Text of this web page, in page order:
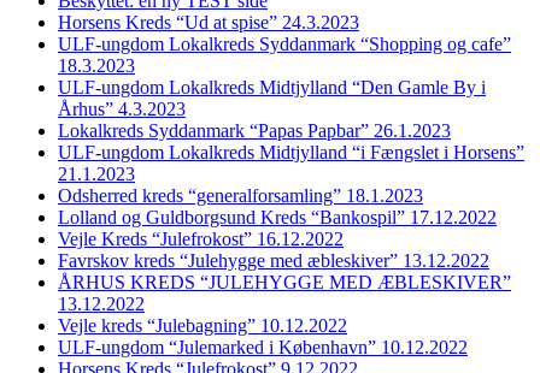
Horsens Kreds “Ud at spise” 24.3.2023
ULF-ungdom Lokalkreds Syddanmark “Shopping og cafe”
18.3.2023
ULF-ungdom Lokalkreds Midtjylland “Den Gamle By i
Århus” 4.3.2023
Lokalkreds Syddanmark “Papas Papbar” 26.1.2023
ULF-ungdom Lokalkreds Midtjylland “i Fængslet i Horsens”
21.1.2023
Odsherred kreds “generalforsamling” 18.1.2023
Lolland og Guldborgsund Kreds “Bankospil” 17.12.2022
Vejle Kreds “Julefrokost” 16.12.2022
Favrskov kreds “Julehygge med æbleskiver” 13.12.2022
ÅRHUS KREDS “JULEHYGGE MED ÆBLESKIVER”
13.12.2022
Vejle kreds “Julebagning” 10.12.2022
ULF-ungdom “Julemarked i København” 10.12.2022
Horsens Kreds “Julefrokost” 9.12.2022